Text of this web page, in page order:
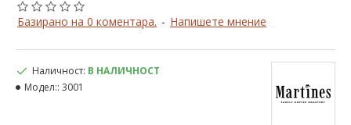
Базирано на 0 коментара. - Напишете мнение
Наличност: В НАЛИЧНОСТ
Модел:: 3001